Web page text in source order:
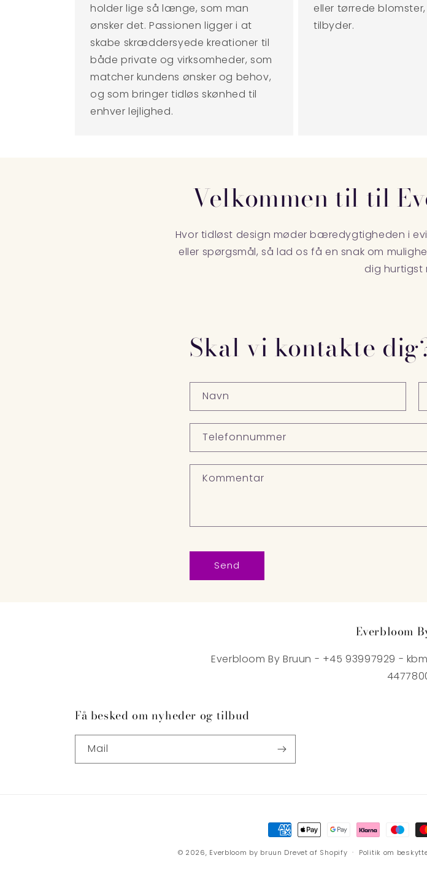
holder lige så længe, som man
ønsker det. Passionen ligger i at
skabe skræddersyede kreationer til
både private og virksomheder, som
matcher kundens ønsker og behov,
og som bringer tidløs skønhed til
enhver lejlighed.
eller tørrede
tilbyder.
Velkommen til til
Hvor tidløst design møder bæredygtigheden i
eller spørgsmål, så lad os få en snak om
dig hurtigst
Skal vi kontakte
Navn
Telefonnummer
Kommentar
Send
Everbloom
Everbloom By Bruun - +45 93997929 -
Få besked om nyheder og tilbud
Mail
Betalingsmetoder
© 2026, Everbloom by bruun Drevet af Shopify Politik om